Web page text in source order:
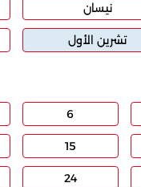
نيسان
تشرين الأول
6
15
24